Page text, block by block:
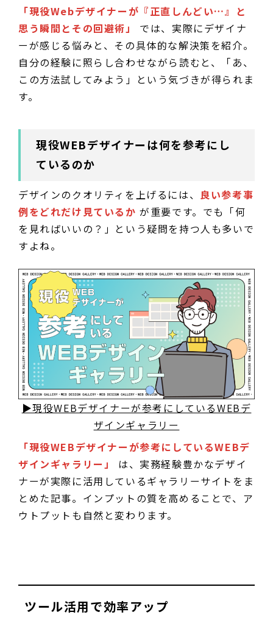
「現役Webデザイナーが『正直しんどい…』と
思う瞬間とその回避術」
では、実際にデザイナ
ーが感じる悩みと、その具体的な解決策を紹介。
自分の経験に照らし合わせながら読むと、「あ、
この方法試してみよう」という気づきが得られま
す。
現役WEBデザイナーは何を参考にし
ているのか
デザインのクオリティを上げるには、 良い参考事
例をどれだけ見ているか が重要です。でも「何
を見ればいいの？」という疑問を持つ人も多いで
すよね。
▶現役WEBデザイナーが参考にしているWEBデ
ザインギャラリー
「現役WEBデザイナーが参考にしているWEBデ
ザインギャラリー」
は、実務経験豊かなデザイ
ナーが実際に活用しているギャラリーサイトをま
とめた記事。インプットの質を高めることで、ア
ウトプットも自然と変わります。
ツール活用で効率アップ